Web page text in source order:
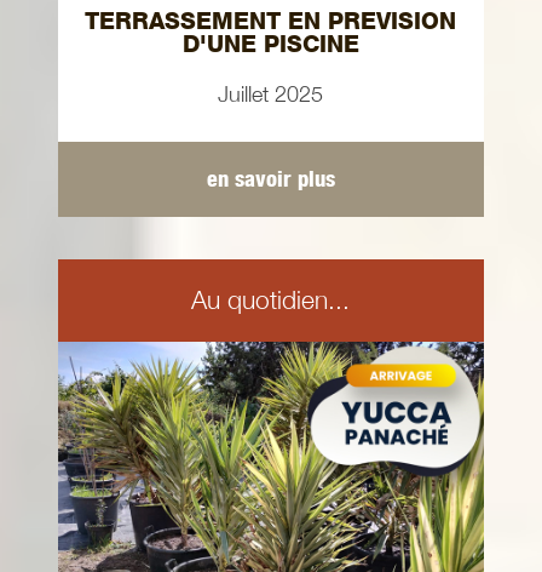
TERRASSEMENT EN PREVISION
D'UNE PISCINE
Juillet 2025
en savoir plus
Au quotidien...